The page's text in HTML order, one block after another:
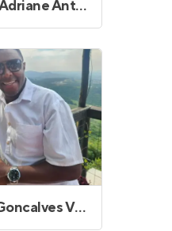
Isabella Adriane Antonini Souza
Thiago Goncalves Viana